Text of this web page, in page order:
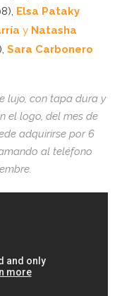
Elsa Pataky
y Natasha
Sara Carbonero
lujo, con tapa dura y
el logo, del mes de
adquirirse por 6
al teléfono